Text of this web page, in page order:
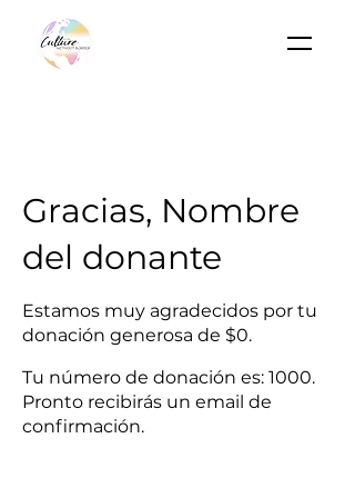
Gracias, Nombre
del donante
Estamos muy agradecidos por tu
donación generosa de $0.
Tu número de donación es: 1000.
Pronto recibirás un email de
confirmación.